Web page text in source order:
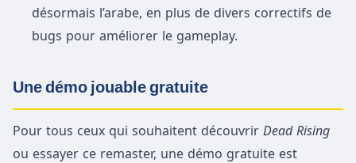
désormais l’arabe, en plus de divers correctifs de
bugs pour améliorer le gameplay.
Une démo jouable gratuite
Pour tous ceux qui souhaitent découvrir Dead Rising
ou essayer ce remaster, une démo gratuite est